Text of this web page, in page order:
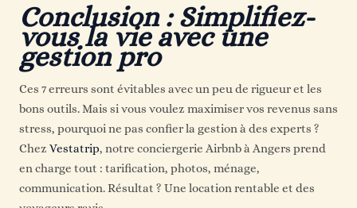
Conclusion : Simplifiez-
vous la vie avec une
gestion pro
Ces 7 erreurs sont évitables avec un peu de rigueur et les
bons outils. Mais si vous voulez maximiser vos revenus sans
stress, pourquoi ne pas confier la gestion à des experts ?
Chez Vestatrip, notre conciergerie Airbnb à Angers prend
en charge tout : tarification, photos, ménage,
communication. Résultat ? Une location rentable et des